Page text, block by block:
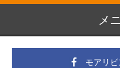
メ
モアリ